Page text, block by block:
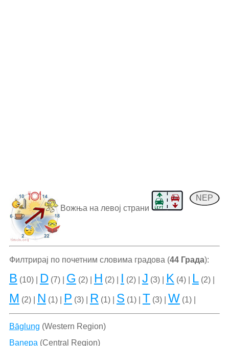
NEP
Вожња на левој страни
Филтрирај по почетним словима градова (44 Града):
B (10) | D(7) | G (2) | H (2) | I (2) | J (3) | K (4) | L(2) |
M (2) | N (1) | P (3) | R (1) | S (1) | T (3) | W (1) |
Bāglung (Western Region)
Banepa (Central Region)